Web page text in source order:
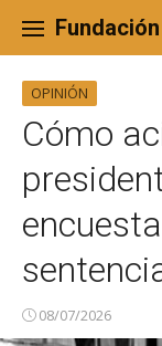
content
OPINIÓN
Cómo
08/07/2026